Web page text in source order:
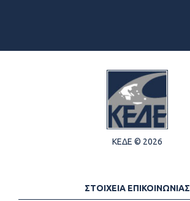
ΚΕΔΕ © 2026
ΣΤΟΙΧΕΙΑ ΕΠΙΚΟΙΝΩΝΙΑΣ